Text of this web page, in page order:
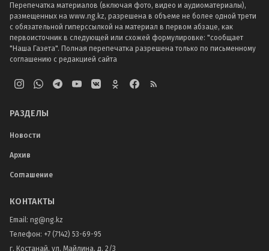
Перепечатка материалов (включая фото, видео и аудиоматериалы),
размещенных на www.ng.kz, разрешена в объеме не более одной трети
с обязательной гиперссылкой на материал в первом абзаце, как
первоисточник в следующей или схожей формулировке: "сообщает
"Наша Газета". Полная перепечатка разрешена только по письменному
соглашению с редакцией сайта
РАЗДЕЛЫ
Новости
Архив
Соглашение
КОНТАКТЫ
Email: ng@ng.kz
Телефон: +7 (7142) 53-69-95
г. Костанай, ул. Майлина, д. 2/3